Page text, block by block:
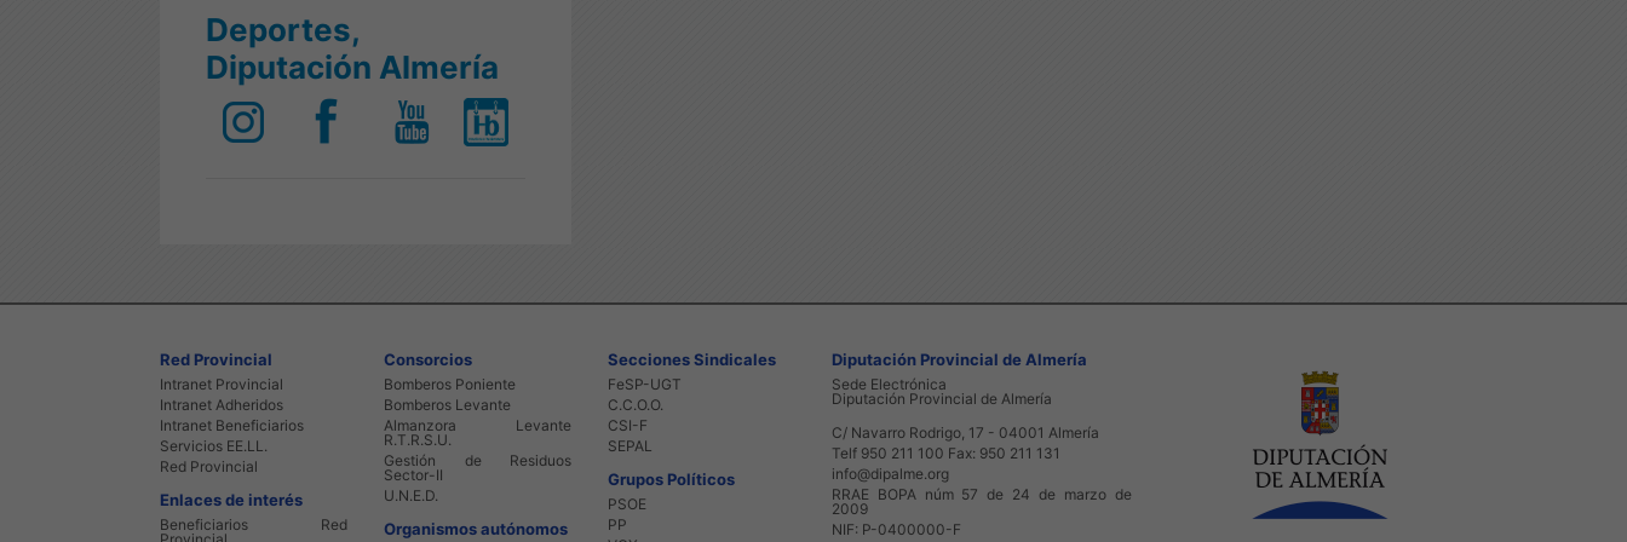
Deportes,
Diputación Almería
Red Provincial
Intranet Provincial
Intranet Adheridos
Intranet Beneficiarios
Servicios EE.LL.
Red Provincial
Enlaces de interés
Beneficiarios Red
Consorcios
Bomberos Poniente
Bomberos Levante
Almanzora Levante
R.T.R.S.U.
Gestión de Residuos
Sector-II
U.N.E.D.
Organismos autónomos
Secciones Sindicales
FeSP-UGT
C.C.O.O.
CSI-F
SEPAL
Grupos Políticos
PSOE
PP
Diputación Provincial de Almería
Sede Electrónica
Diputación Provincial de Almería
C/ Navarro Rodrigo, 17 - 04001 Almería
Telf 950 211 100 Fax: 950 211 131
info@dipalme.org
RRAE BOPA núm 57 de 24 de marzo de
2009
NIF: P-0400000-F